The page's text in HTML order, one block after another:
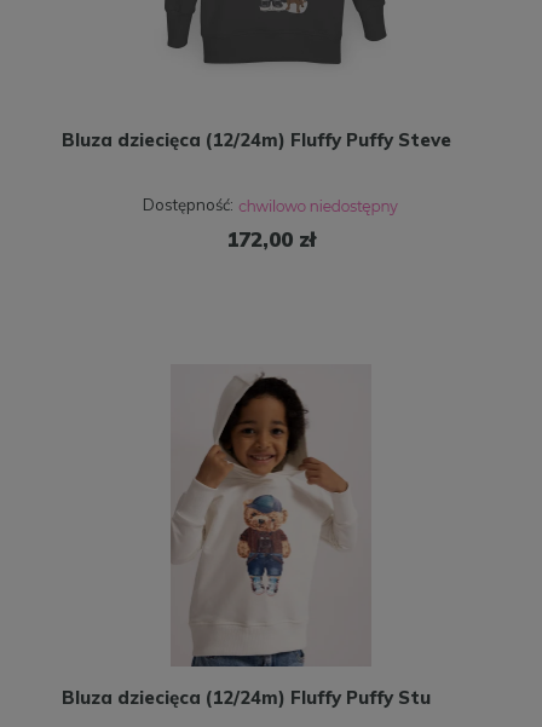
Bluza dziecięca (12/24m) Fluffy Puffy Steve
Dostępność:
172,00 zł
Bluza dziecięca (12/24m) Fluffy Puffy Stu